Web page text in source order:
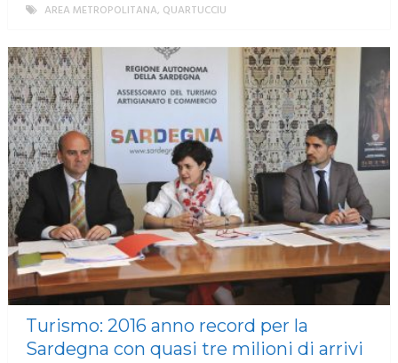
AREA METROPOLITANA, QUARTUCCIU
Turismo: 2016 anno record per la
Sardegna con quasi tre milioni di arrivi